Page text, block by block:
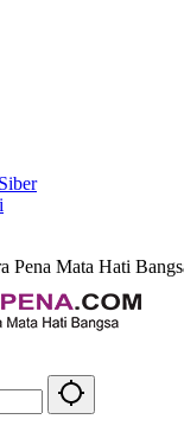
Pena Mata Hati